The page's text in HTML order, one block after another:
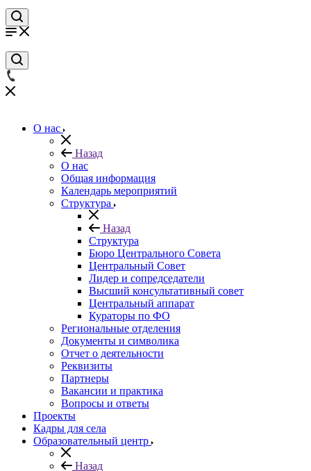
О нас
Назад
О нас
Общая информация
Календарь мероприятий
Структура
Назад
Структура
Бюро Центрального Совета
Центральный Совет
Лидер и сопредседатели
Высший консультативный совет
Центральный аппарат
Кураторы по ФО
Региональные отделения
Документы и символика
Отчет о деятельности
Реквизиты
Партнеры
Вакансии и практика
Вопросы и ответы
Проекты
Кадры для села
Образовательный центр
Назад